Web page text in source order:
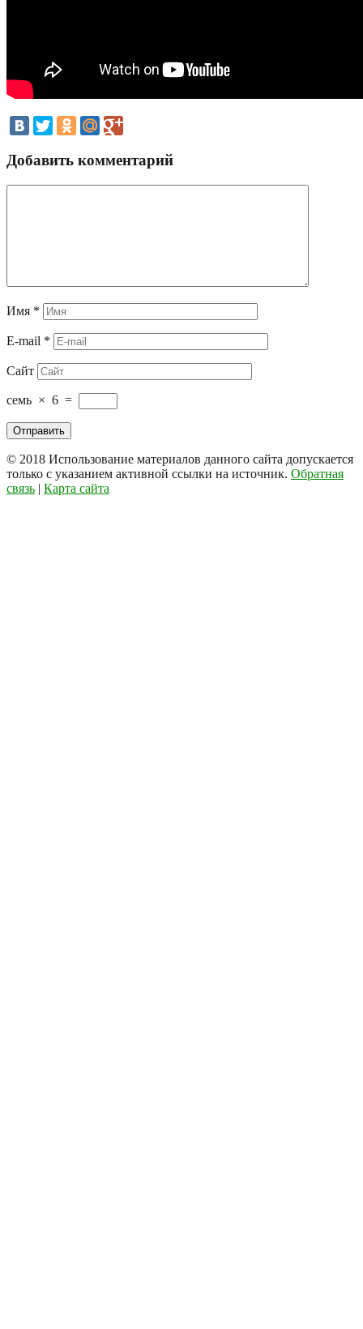
Добавить комментарий
Имя *
E-mail *
Сайт
семь × 6 =
© 2018 Использование материалов данного сайта допускается
только с указанием активной ссылки на источник. Обратная
связь | Карта сайта